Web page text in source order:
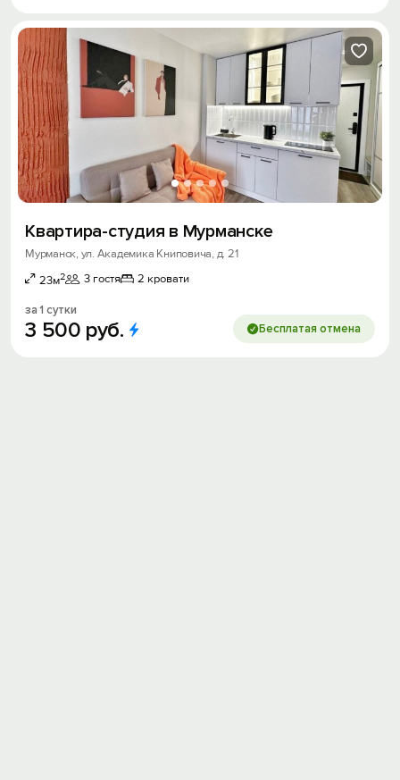
Квартира-студия в Мурманске
Мурманск, ул. Академика Книповича, д. 21
23м2 3 гостя 2 кровати
за 1 сутки
3 500 руб. Бесплатая отмена